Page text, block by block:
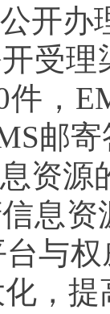
开办
受
件，
邮
息资
息
与
，